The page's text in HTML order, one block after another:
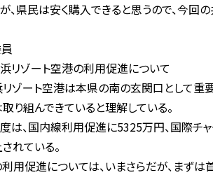
民は安く購入できると思うので、今回の
ート空港の利用促進について
空港は本県の南の玄関口として重要で
んできていると理解している。
内線利用促進に5325万円、国際チャ
ている。
については、いまさらだが、まずは首